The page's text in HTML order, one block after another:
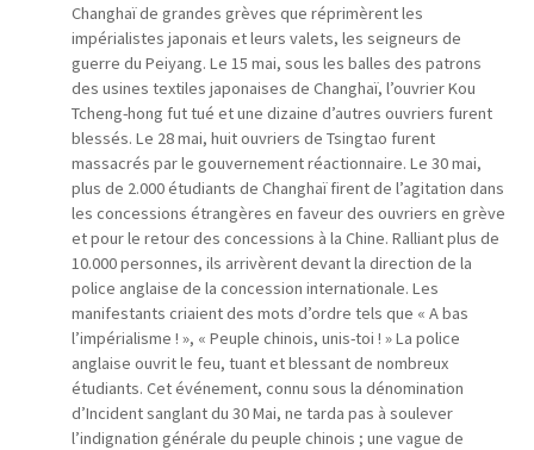
Changhaï de grandes grèves que réprimèrent les
impérialistes japonais et leurs valets, les seigneurs de
guerre du Peiyang. Le 15 mai, sous les balles des patrons
des usines textiles japonaises de Changhaï, l’ouvrier Kou
Tcheng-hong fut tué et une dizaine d’autres ouvriers furent
blessés. Le 28 mai, huit ouvriers de Tsingtao furent
massacrés par le gouvernement réactionnaire. Le 30 mai,
plus de 2.000 étudiants de Changhaï firent de l’agitation dans
les concessions étrangères en faveur des ouvriers en grève
et pour le retour des concessions à la Chine. Ralliant plus de
10.000 personnes, ils arrivèrent devant la direction de la
police anglaise de la concession internationale. Les
manifestants criaient des mots d’ordre tels que « A bas
l’impérialisme ! », « Peuple chinois, unis-toi ! » La police
anglaise ouvrit le feu, tuant et blessant de nombreux
étudiants. Cet événement, connu sous la dénomination
d’Incident sanglant du 30 Mai, ne tarda pas à soulever
l’indignation générale du peuple chinois ; une vague de